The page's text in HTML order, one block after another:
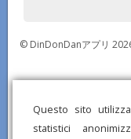
Questo sito
statistici
© DinDonDanアプリ